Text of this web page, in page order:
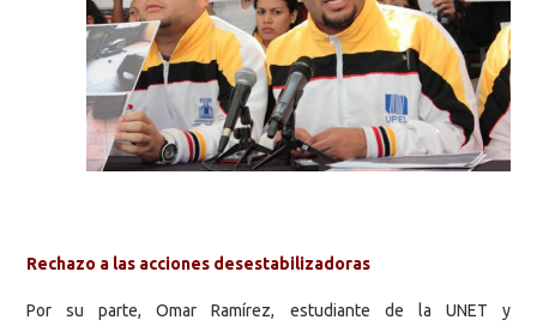
Rechazo a las acciones desestabilizadoras
Por su parte, Omar Ramírez, estudiante de la UNET y